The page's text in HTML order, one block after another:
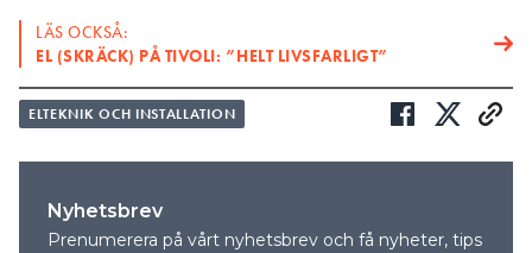
LÄS OCKSÅ:
EL (SKRÄCK) PÅ TIVOLI: ”HELT LIVSFARLIGT”
ELTEKNIK OCH INSTALLATION
Nyhetsbrev
Prenumerera på vårt nyhetsbrev och få nyheter, tips